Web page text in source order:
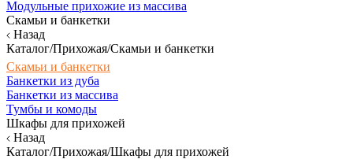
Модульные прихожие из массива
Скамьи и банкетки
Назад
Каталог/Прихожая/Скамьи и банкетки
Скамьи и банкетки
Банкетки из дуба
Банкетки из массива
Тумбы и комоды
Шкафы для прихожей
Назад
Каталог/Прихожая/Шкафы для прихожей